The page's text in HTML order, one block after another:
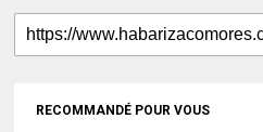
RECOMMANDÉ POUR VOUS